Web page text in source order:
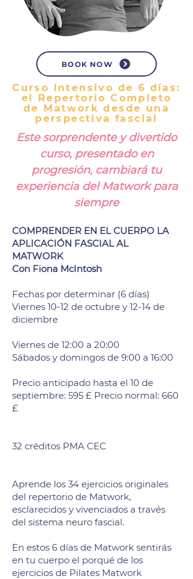
BOOK NOW
Curso Intensivo de 6 días:
el Repertorio Completo
de Matwork desde una
perspectiva fascial
Este sorprendente y divertido
curso, presentado en
progresión, cambiará tu
experiencia del Matwork para
siempre
COMPRENDER EN EL CUERPO LA
APLICACIÓN FASCIAL AL
MATWORK
Con Fiona McIntosh
Fechas por determinar (6 días)
Viernes 10-12 de octubre y 12-14 de
diciembre
Viernes de 12:00 a 20:00
Sábados y domingos de 9:00 a 16:00
Precio anticipado hasta el 10 de
septiembre: 595 £ Precio normal: 660
£
32 créditos PMA CEC
​Aprende los 34 ejercicios originales
del repertorio de Matwork,
esclarecidos y vivenciados a través
del sistema neuro fascial.
En estos 6 días de Matwork sentirás
en tu cuerpo el porqué de los
ejercicios de Pilates Matwork